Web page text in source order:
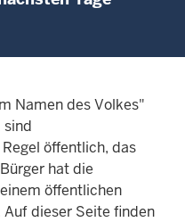
Namen des Volkes"
sind
öffentlich, das
hat die
öffentlichen
dieser Seite finden